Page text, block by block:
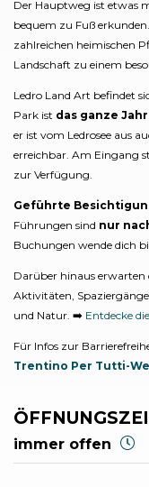
Der Hauptweg ist etwas
bequem zu Fuß
zahlreichen heimischen
Landschaft zu einem
Ledro Land Art befindet
Park ist das ganze
er ist vom Ledrosee aus
erreichbar. Am Eingang
zur Verfügung.
Geführte
Führungen sind nur
Buchungen wende dich
Darüber hinaus erwarten
Aktivitäten,
und Natur. ➡️ Entdecke
Für Infos zur
Trentino Per Tutti-
immer offen